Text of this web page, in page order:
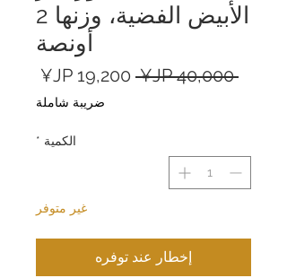
الأبيض الفضية، وزنها 2
أونصة
‏40,000 JP¥
سعر
عادي
البيعضريبة شاملة
الكمية *
غير متوفر
إخطار عند توفره